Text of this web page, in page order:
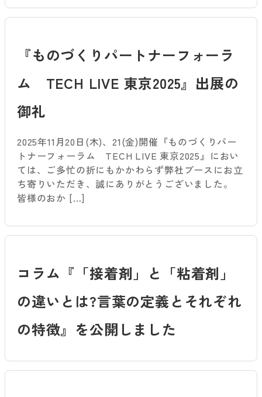
『ものづくりパートナーフォーラ
ム TECH LIVE 東京2025』出展の
御礼
2025年11月20日(木)、21(金)開催『ものづくりパー
トナーフォーラム TECH LIVE 東京2025』におい
ては、ご多忙の折にもかかわらず弊社ブースにお立
ち寄りいただき、誠にありがとうございました。
皆様のおか […]
コラム『「接着剤」と「粘着剤」
の違いとは?言葉の定義とそれぞれ
の特徴』を公開しました